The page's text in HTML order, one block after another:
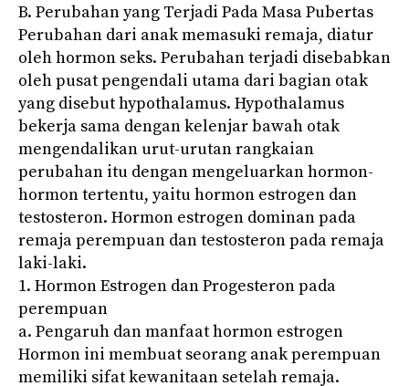
B. Perubahan yang Terjadi Pada Masa Pubertas
Perubahan dari anak memasuki remaja, diatur
oleh hormon seks. Perubahan terjadi disebabkan
oleh pusat pengendali utama dari bagian otak
yang disebut hypothalamus. Hypothalamus
bekerja sama dengan kelenjar bawah otak
mengendalikan urut-urutan rangkaian
perubahan itu dengan mengeluarkan hormon-
hormon tertentu, yaitu hormon estrogen dan
testosteron. Hormon estrogen dominan pada
remaja perempuan dan testosteron pada remaja
laki-laki.
1. Hormon Estrogen dan Progesteron pada
perempuan
a. Pengaruh dan manfaat hormon estrogen
Hormon ini membuat seorang anak perempuan
memiliki sifat kewanitaan setelah remaja.